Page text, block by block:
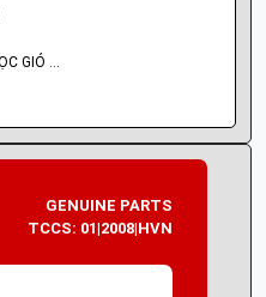
NHÓM PHỤ TÙNG: HỆ THỐNG LỌC GIÓ - BÌNH XĂNG
GENUINE PARTS
TCCS: 01|2008|HVN